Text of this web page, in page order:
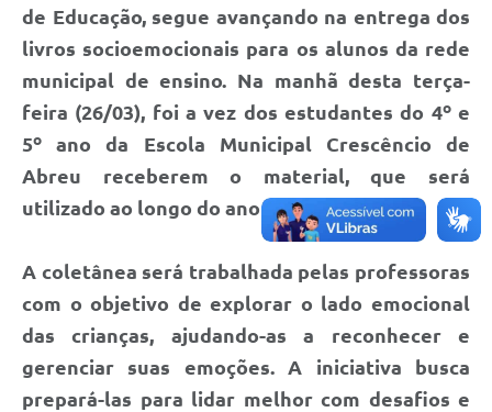
Governo do Estado do Mato Grosso do Sul
Ouvidoria
Audiências Públicas
Arquivos para Download
Carta de Serviços
FAQ
ISSQNWEB/SIRA
Obras
de Educação, segue avançando na entrega dos
livros socioemocionais para os alunos da rede
municipal de ensino. Na manhã desta terça-
feira (26/03), foi a vez dos estudantes do 4º e
5º ano da Escola Municipal Crescêncio de
Abreu receberem o material, que será
utilizado ao longo do ano letivo de 2025.
A coletânea será trabalhada pelas professoras
com o objetivo de explorar o lado emocional
das crianças, ajudando-as a reconhecer e
gerenciar suas emoções. A iniciativa busca
prepará-las para lidar melhor com desafios e